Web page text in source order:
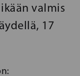
valmis
17